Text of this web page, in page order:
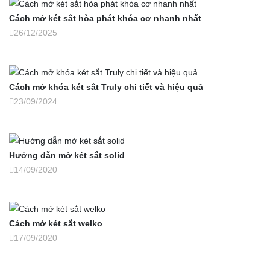
Cách mở két sắt hòa phát khóa cơ nhanh nhất
26/12/2025
Cách mở khóa két sắt Truly chi tiết và hiệu quả
23/09/2024
Hướng dẫn mở két sắt solid
14/09/2020
Cách mở két sắt welko
17/09/2020